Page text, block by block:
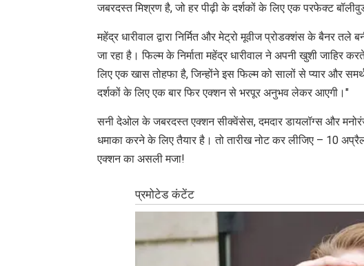
जबरदस्त मिश्रण है, जो हर पीढ़ी के दर्शकों के लिए एक परफेक्ट
महेंद्र धारीवाल द्वारा निर्मित और मेट्रो मूवीज प्रोडक्शंस के बैनर
जा रहा है। फिल्म के निर्माता महेंद्र धारीवाल ने अपनी खुशी जाहिर
लिए एक खास तोहफा है, जिन्होंने इस फिल्म को सालों से प्यार और
दर्शकों के लिए एक बार फिर एक्शन से भरपूर अनुभव लेकर आएगी।"
सनी देओल के जबरदस्त एक्शन सीक्वेंसेस, दमदार डायलॉग्स और
धमाका करने के लिए तैयार है। तो तारीख नोट कर लीजिए – 10
एक्शन का असली मजा!